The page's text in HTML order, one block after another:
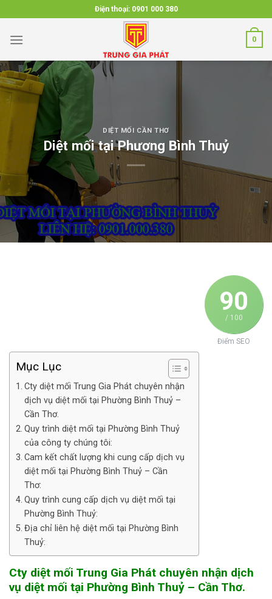
to
content
Điện thoại: 0901 000 380
0
DIỆT MỐI CẦN THƠ
Diệt mối tại Phương Bình Thuỷ
90
/ 100
Điểm SEO
Mục Lục
Cty diệt mối Trung Gia Phát chuyên nhận
dịch vụ diệt mối tại Phường Bình Thuỷ –
Cần Thơ.
Quy trình diệt mối tại Phường Bình Thuỷ
của công ty chúng tôi:
Cam kết chất lượng khi cung cấp dịch vụ
diệt mối tại Phường Bình Thuỷ – Cần
Thơ:
Quy trình cung cấp dịch vụ diệt mối tại
Phường Bình Thuỷ:
Địa chỉ liên hệ diệt mối tại Phường Bình
Thuỷ:
Cty diệt mối Trung Gia Phát chuyên nhận dịch
vụ diệt mối tại Phường Bình Thuỷ – Cần Thơ.